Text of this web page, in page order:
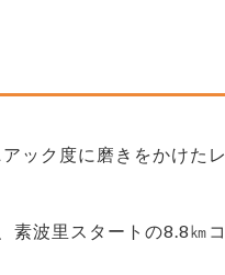
ック度に磨きをかけたレ
素波里スタートの8.8㎞コ